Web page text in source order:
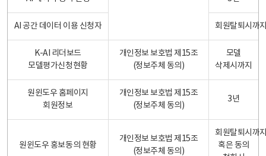
AI 공간 데이터 이용 신청자 회원탈퇴시까
K-AI 리더보드
모델평가신청현황
개인정보 보호법 제15조
(정보주체 동의)
모델
삭제시까지
원윈도우 홈페이지
회원정보
개인정보 보호법 제15조
(정보주체 동의)
3년
원윈도우 홍보동의 현황
개인정보 보호법 제15조
(정보주체 동의)
회원탈퇴시까
혹은 동의